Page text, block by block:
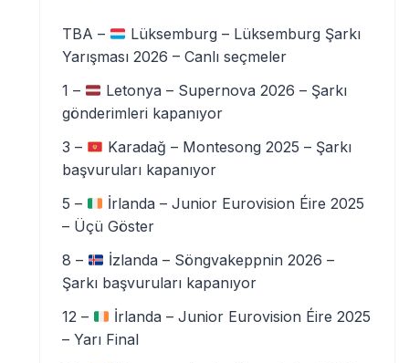
TBA –
Lüksemburg – Lüksemburg Şarkı
Yarışması 2026 – Canlı seçmeler
1 –
Letonya – Supernova 2026 – Şarkı
gönderimleri kapanıyor
3 –
Karadağ – Montesong 2025 – Şarkı
başvuruları kapanıyor
5 –
İrlanda – Junior Eurovision Éire 2025
– Üçü Göster
8 –
İzlanda – Söngvakeppnin 2026 –
Şarkı başvuruları kapanıyor
12 –
İrlanda – Junior Eurovision Éire 2025
– Yarı Final